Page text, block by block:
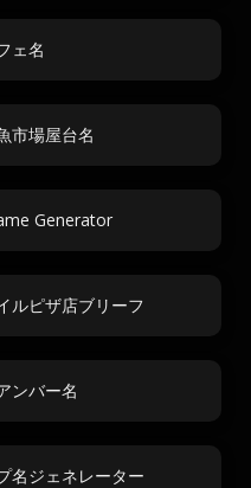
ェ名
市場屋台名
Generator
ルピザ店ブリーフ
ンバー名
名ジェネレーター